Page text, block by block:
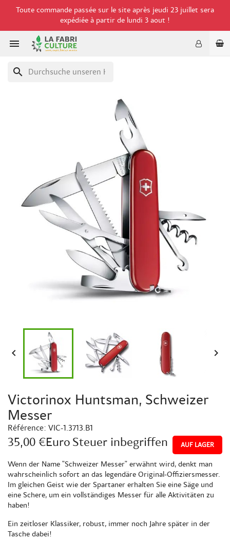
Toute commande passée sur le site après jeudi 23 juillet sera
expédiée à partir de lundi 3 aout !

search
 
Victorinox Huntsman, Schweizer
Messer
Référence: VIC-1.3713.B1
35,00 €EuroSteuer inbegriffen AUF LAGER
Wenn der Name "Schweizer Messer" erwähnt wird, denkt man
wahrscheinlich sofort an das legendäre Original-Offiziersmesser.
Im gleichen Geist wie der Spartaner erhalten Sie eine Säge und
eine Schere, um ein vollständiges Messer für alle Aktivitäten zu
haben!
Ein zeitloser Klassiker, robust, immer noch Jahre später in der
Tasche dabei!